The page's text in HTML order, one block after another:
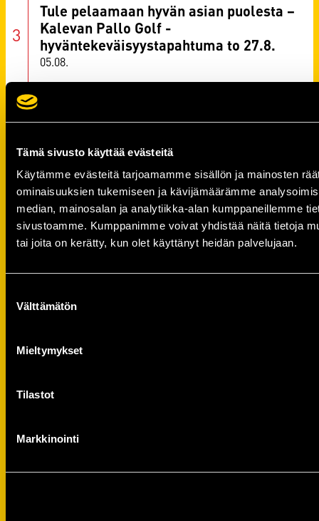
Tämä sivusto käyttää evästeitä
Käytämme evästeitä tarjoamamme sisällön ja mainosten
ominaisuuksien tukemiseen ja kävijämäärämme
median, mainosalan ja analytiikka-alan kumppaneillemme
sivustoamme. Kumppanimme voivat yhdistää näitä tietoja
tai joita on kerätty, kun olet käyttänyt heidän palvelujaan.
valinta
Välttämätön
Mieltymykset
Tilastot
Markkinointi
05.08.
Tule pelaamaan hyvän asian puolesta –
Kalevan Pallo Golf -
hyväntekeväisyystapahtuma to 27.8.
Tilaa MTV Katsomo+ Urheilu
juniorityötä!
03.08.
Olvi Areenalla pelattavien
harjoitusotteluiden liput nyt myynnissä!
KALPA KAUPPAAN